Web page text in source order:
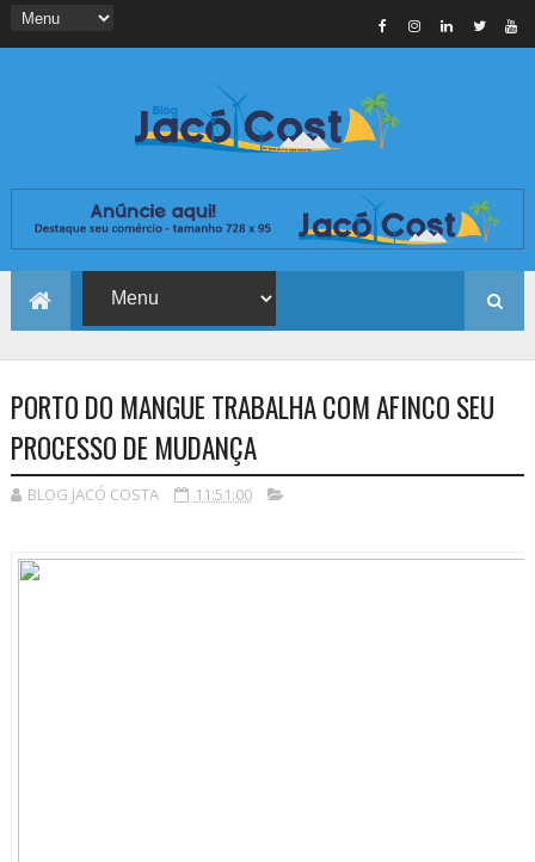
PORTO DO MANGUE TRABALHA COM AFINCO SEU
PROCESSO DE MUDANÇA
BLOG JACÓ COSTA 11:51:00